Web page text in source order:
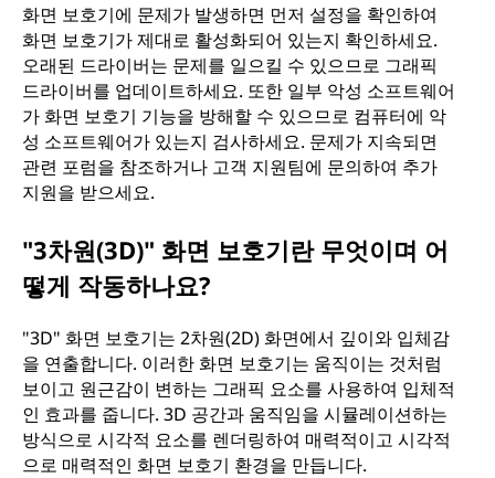
화면 보호기에 문제가 발생하면 먼저 설정을 확인하여
화면 보호기가 제대로 활성화되어 있는지 확인하세요.
오래된 드라이버는 문제를 일으킬 수 있으므로 그래픽
드라이버를 업데이트하세요. 또한 일부 악성 소프트웨어
가 화면 보호기 기능을 방해할 수 있으므로 컴퓨터에 악
성 소프트웨어가 있는지 검사하세요. 문제가 지속되면
관련 포럼을 참조하거나 고객 지원팀에 문의하여 추가
지원을 받으세요.
"3차원(3D)" 화면 보호기란 무엇이며 어
떻게 작동하나요?
"3D" 화면 보호기는 2차원(2D) 화면에서 깊이와 입체감
을 연출합니다. 이러한 화면 보호기는 움직이는 것처럼
보이고 원근감이 변하는 그래픽 요소를 사용하여 입체적
인 효과를 줍니다. 3D 공간과 움직임을 시뮬레이션하는
방식으로 시각적 요소를 렌더링하여 매력적이고 시각적
으로 매력적인 화면 보호기 환경을 만듭니다.